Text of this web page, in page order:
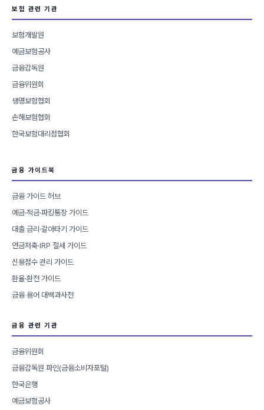
보험 관련 기관
보험개발원
예금보험공사
금융감독원
금융위원회
생명보험협회
손해보험협회
한국보험대리점협회
금융 가이드북
금융 가이드 허브
예금·적금·파킹통장 가이드
대출 금리·갈아타기 가이드
연금저축·IRP 절세 가이드
신용점수 관리 가이드
환율·환전 가이드
금융 용어 대백과사전
금융 관련 기관
금융위원회
금융감독원 파인(금융소비자포털)
한국은행
예금보험공사